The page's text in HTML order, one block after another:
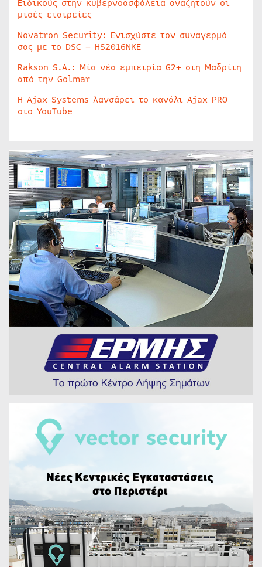
Ειδικούς στην κυβερνοασφάλεια αναζητούν οι
μισές εταιρείες
Novatron Security: Ενισχύστε τον συναγερμό
σας με το DSC – HS2016NKE
Rakson S.A.: Μία νέα εμπειρία G2+ στη Μαδρίτη
από την Golmar
Η Ajax Systems λανσάρει το κανάλι Ajax PRO
στο YouTube